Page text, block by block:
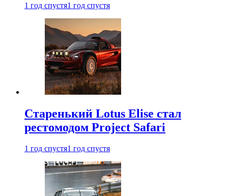
1 год спустя1 год спустя
Старенький Lotus Elise стал
рестомодом Project Safari
1 год спустя1 год спустя